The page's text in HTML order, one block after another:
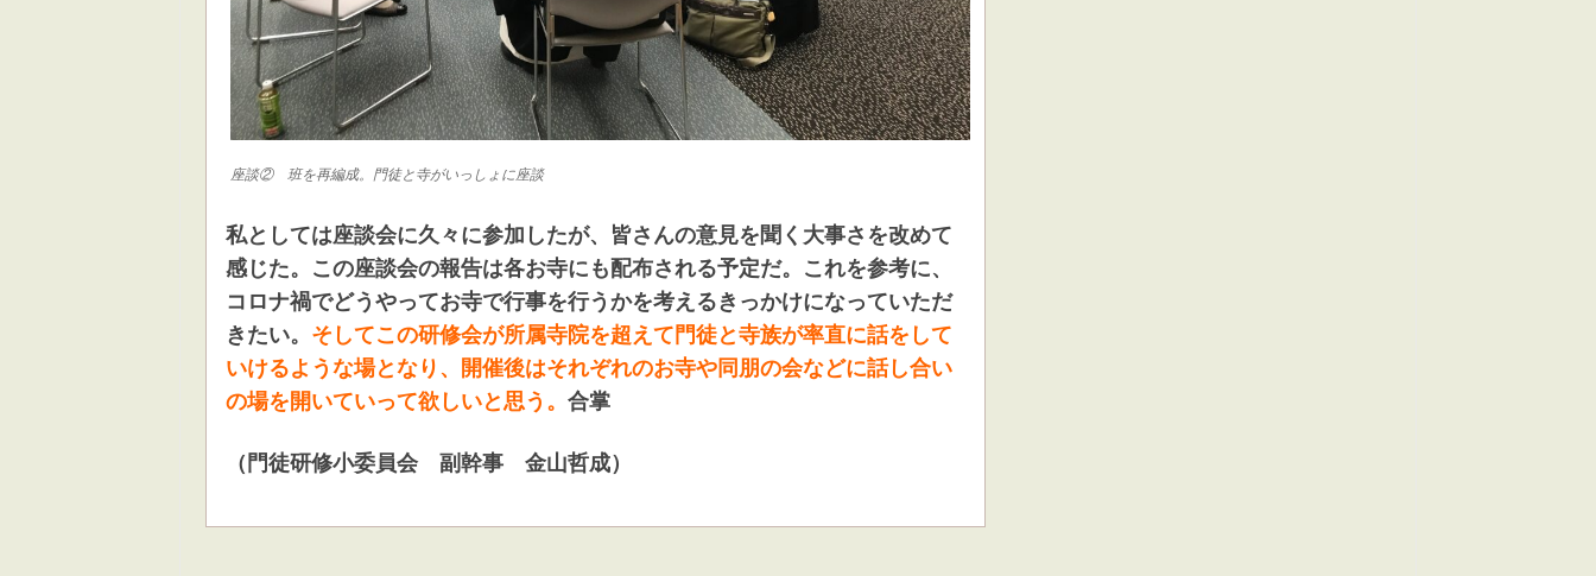
座談② 班を再編成。門徒と寺がいっしょに座談
私としては座談会に久々に参加したが、皆さんの意見を聞く大事さを改めて
感じた。この座談会の報告は各お寺にも配布される予定だ。これを参考に、
コロナ禍でどうやってお寺で行事を行うかを考えるきっかけになっていただ
きたい。 そしてこの研修会が所属寺院を超えて門徒と寺族が率直に話をして
いけるような場となり、開催後はそれぞれのお寺や同朋の会などに話し合い
の場を開いていって欲しいと思う。 合掌
（門徒研修小委員会 副幹事 金山哲成）